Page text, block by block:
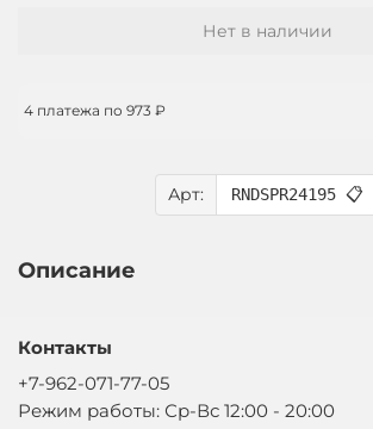
Арт: RNDSPR24195 📋
Нет в наличии
4 платежа по 973 ₽
Описание
Контакты
+7-962-071-77-05
Режим работы: Ср-Вс 12:00 - 20:00